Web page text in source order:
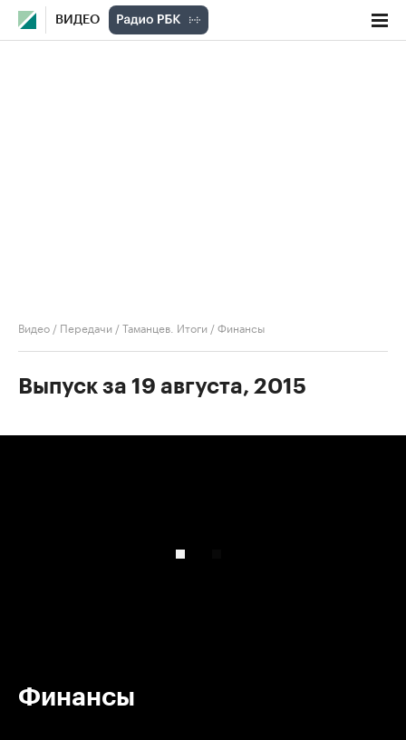
ВИДЕО
Видео / Передачи /Таманцев. Итоги /Финансы
Выпуск за 19 августа, 2015
Финансы